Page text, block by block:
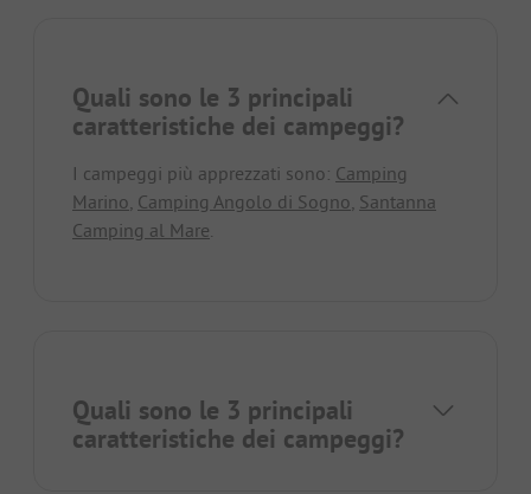
Quali sono le 3 principali
caratteristiche dei campeggi?
I campeggi più apprezzati sono: Camping
Marino, Camping Angolo di Sogno, Santanna
Camping al Mare.
Quali sono le 3 principali
caratteristiche dei campeggi?